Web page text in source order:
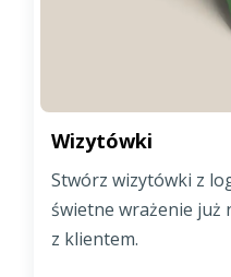
Wizytówki
Stwórz wizytówki z
świetne wrażenie już
z klientem.